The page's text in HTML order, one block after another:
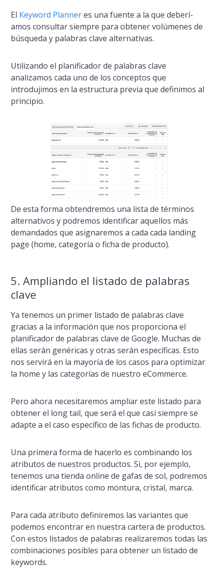
El Keyword Planneres una fuente a la que deberí­
amos consultar siempre para obtener volúmenes de
búsqueda y palabras clave alternativas.
Utilizando el planificador de palabras clave
analizamos cada uno de los conceptos que
introdujimos en la estructura previa que definimos al
principio.
De esta forma obtendremos una lista de términos
alternativos y podremos identificar aquellos más
demandados que asignaremos a cada cada landing
page (home, categorí­a o ficha de producto).
5. Ampliando el listado de palabras
clave
Ya tenemos un primer listado de palabras clave
gracias a la información que nos proporciona el
planificador de palabras clave de Google. Muchas de
ellas serán genéricas y otras serán especí­ficas. Esto
nos servirá en la mayorí­a de los casos para optimizar
la home y las categorí­as de nuestroeCommerce.
Pero ahora necesitaremos ampliar este listado para
obtener el long tail, que será el que casi siempre se
adapte a el caso especí­fico de las fichas de producto.
Una primera forma de hacerlo es combinando los
atributos de nuestros productos. Si, por ejemplo,
tenemos una tienda online de gafas de sol, podremos
identificar atributos como montura, cristal, marca.
Para cada atributo definiremos las variantes que
podemos encontrar en nuestra cartera de productos.
Con estos listados de palabras realizaremos todas las
combinaciones posibles para obtener un listado de
keywords.